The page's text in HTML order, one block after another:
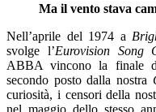
Ma il vento stava
Nell’aprile del 1974 a
svolge l’Eurovision Song
ABBA vincono la finale
secondo posto dalla nostra
curiosità, i censori della